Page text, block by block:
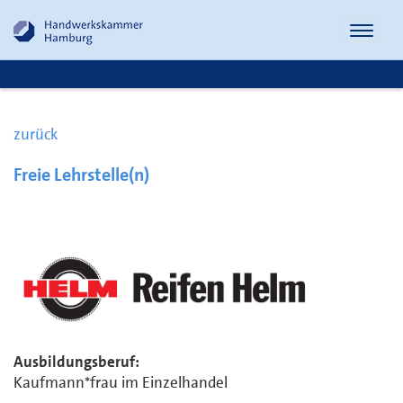
zurück
Freie Lehrstelle(n)
Ausbildungsberuf:
Kaufmann*frau im Einzelhandel